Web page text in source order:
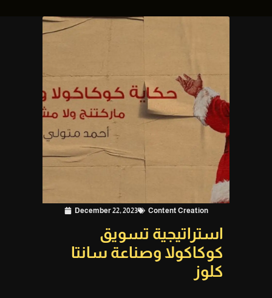
December 22, 2023 Content Creation
استراتيجية تسويق
كوكاكولا وصناعة سانتا
كلوز